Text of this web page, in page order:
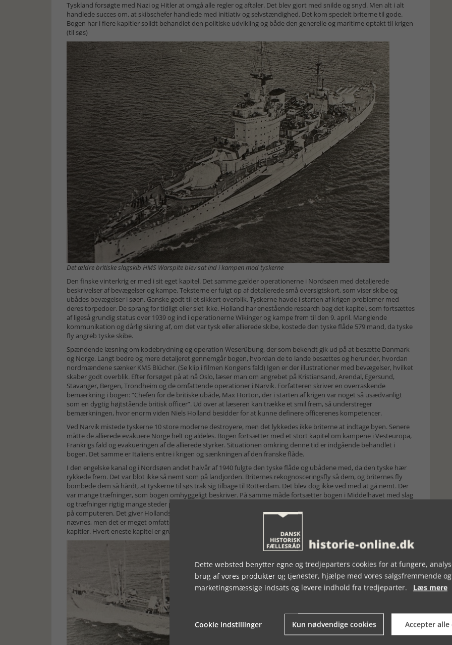
Tyskland forsøgte med Nazi og Hitler at omgå alle regler og aftaler. Det blev gjort med snilde og snyd. Men alt i alt
handlede succes om, at skibschefer handlede med initiativ og selvstændighed. Det kom specielt briterne til gode.
Bogen har i flere kapitler solidt behandlet den politiske udvikling og både den generelle og maritime optakt til krigen
(til søs)
Det ældre britiske slagskib HMS Warspite blev sat ind i kampen mod tyskerne
Den finske vinterkrig er med i sit eget kapitel. Det samme gælder operationerne i Nordsøen med detaljerede
beskrivelser af bevægelser og kampe. Teksterne er fulgt op af detaljerede små oversigtskort, som viser skibe og
ubådes bevægelser i søen. Ganske godt til et sikkert overblik. Tyskerne havde i starten af krigen problemer med
deres torpedoer. De sprang for tidligt eller slet ikke. Holland har enestående research bag det kapitel, som fortsættes
af ligeså grundig status over 1939 og ind i operationerne Wikinger og kampe frem til den 9. april. Manglende
kommunikation og dårlig sikring af, om det var tysk eller allierede skibe, kostede den tyske flåde 579 mand, da tyske
fly angreb tyske skibe.
Spændende læsning om kodebrydning og operation Weserübung, der som bekendt gik ud på at besætte Danmark
og Norge. Langt bedre og mere detaljeret gennemgår bogen, hvordan de to lande besættes og herunder, hvordan
nordmændene sænker KMS Blücher. (Se klip i filmen Kongens fald) Igen er der illustrationer med bevægelser, hvilket
skaber godt overblik. Efter forsøget på at nå Oslo, læser man om angrebet på Kristiansand, Arendal, Egersund,
Stavanger, Bergen, Trondheim og de omfattende operationer i Narvik. Forfatteren skriver en overraskende
bemærkning i bogen: “Chefen for de britiske ubåde, Max Horton, der i starten af krigen var noget så usædvanligt
som en dygtig højtstående britisk officer”. Ud over at læseren kan trække et smil frem, så understreger
bemærkningen, hvor enorm viden Niels Holland besidder for at kunne definere officerenes kompetencer.
Ved Narvik mistede tyskerne 10 store moderne destroyere, men det lykkedes ikke briterne at indtage byen. Senere
måtte de allierede evakuere Norge helt og aldeles. Bogen fortsætter med et stort kapitel om kampene i Vesteuropa,
Frankrigs fald og evakueringen af de allierede styrker. Situationen omkring denne tid er indgående behandlet i
bogen. Det samme er Italiens entre i krigen og sænkningen af den franske flåde.
I den engelske kanal og i Nordsøen andet halvår af 1940 fulgte den tyske flåde og ubådene med, da den tyske hær
rykkede frem. Det var blot ikke så nemt som på landjorden. Briternes rekognosceringsfly så dem, og briternes fly
bombede dem så hårdt, at tyskerne til søs trak sig tilbage til Rotterdam. Det blev dog ikke ved med at gå nemt. Der
var mange træfninger, som bogen omhyggeligt beskriver. På samme måde fortsætter bogen i Middelhavet med slag
og træfninger rigtig mange steder på søen, i havne og ind over land. Spændende at følge læsningen op med et kort
på computeren. Det giver Hollands tekst endnu mere dybde. Det kan måske lyde af lidt, når blot Middelhavet
nævnes, men det er meget omfattende behandlet i bogen. Det vil være meget voldsomt at gå dybt ind i de mange
kapitler. Hvert eneste kapitel er grundigt researchet og skrevet læsevenligt og spændende.
Dette websted benytter egne og tredjeparters cookies for at fungere,
brug af vores produkter og tjenester, hjælpe med vores salgsfremmende og
marketingsmæssige indsats og levere indhold fra tredjeparter. Læs mere
Cookie indstillinger Kun nødvendige cookies Accepter alle